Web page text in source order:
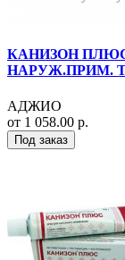
КАНИЗОН ПЛЮС
НАРУЖ.ПРИМ.
АДЖИО
от 1 058.00 р.
Под заказ